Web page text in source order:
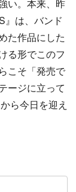
い。本来、昨
』は、バンド
た作品にした
る形でこのフ
こそ「発売で
ージに立って
ら今日を迎え